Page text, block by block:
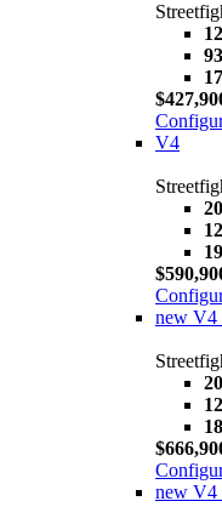
V4
new V4
new V4